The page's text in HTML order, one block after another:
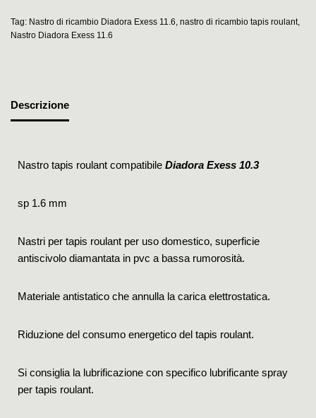
Tag: Nastro di ricambio Diadora Exess 11.6 nastro di ricambio tapis roulant,
Nastro Diadora Exess 11.6
Descrizione
Nastro tapis roulant compatibile Diadora Exess 10.3
sp 1.6 mm
Nastri per tapis roulant per uso domestico, superficie
antiscivolo diamantata in pvc a bassa rumorosità.
Materiale antistatico che annulla la carica elettrostatica.
Riduzione del consumo energetico del tapis roulant.
Si consiglia la lubrificazione con specifico lubrificante spray
per tapis roulant.